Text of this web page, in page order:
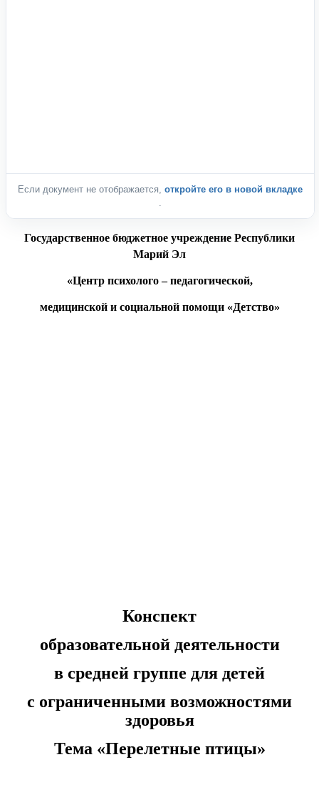
Если документ не отображается, откройте его в новой вкладке
Государственное бюджетное учреждение Республики
Марий Эл
«Центр психолого – педагогической,
медицинской и социальной помощи «Детство»
Конспект
образовательной деятельности
в средней группе для детей
с ограниченными возможностями
здоровья
Тема «Перелетные птицы»